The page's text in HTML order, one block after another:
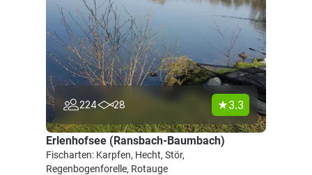
224 28 3.3
Erlenhofsee (Ransbach-Baumbach)
Fischarten: Karpfen, Hecht, Stör,
Regenbogenforelle, Rotauge